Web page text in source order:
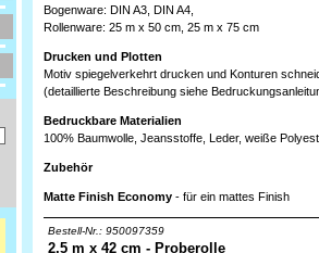
Bogenware: DIN A3, DIN A4,
Rollenware: 25 m x 50 cm, 25 m x 75 cm
Drucken und Plotten
Motiv spiegelverkehrt drucken und Konturen
(detaillierte Beschreibung siehe
Bedruckbare Materialien
100% Baumwolle, Jeansstoffe, Leder, weiße
Zubehör
Matte Finish Economy - für ein mattes Finish
Bestell-Nr.: 950097359
2,5 m x 42 cm - Proberolle